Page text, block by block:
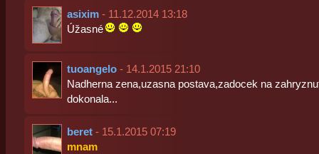
asixim- 11.12.2014 13:18
Úžasné
tuoangelo- 14.1.2015 21:10
Nadherna zena,uzasna postava,zadocek na
dokonala...
beret- 15.1.2015 07:19
mnam